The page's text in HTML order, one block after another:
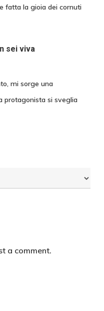
fatta la gioia dei cornuti
sei viva
mi sorge una
protagonista si sveglia
a comment.